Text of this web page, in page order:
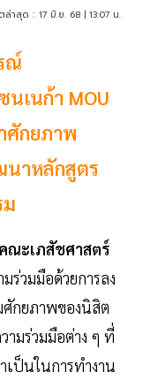
ล่าสุด : 17 มิ.ย. 68 | 13:07 น.
ณ์
เนก้า MOU
ศักยภาพ
นาหลักสูตร
ม
ณะเภสัชศาสตร์
ร่วมมือด้วยการลง
ศักยภาพของนิสิต
ามร่วมมือต่าง ๆ ที่
ป็นในการทำงาน